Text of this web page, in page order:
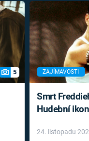
5 ZAJÍMAVOSTI
Smrt
Hudební
léky
24. listopadu